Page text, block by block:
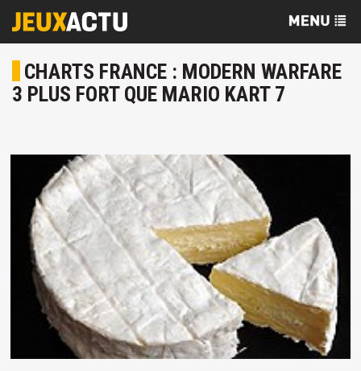
CHARTS FRANCE : MODERN WARFARE
3 PLUS FORT QUE MARIO KART 7